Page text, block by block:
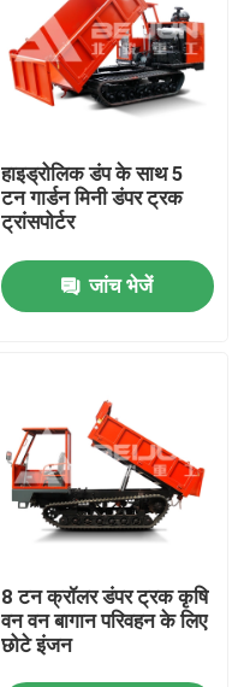
हाइड्रोलिक डंप के साथ 5
टन गार्डन मिनी डंपर ट्रक
ट्रांसपोर्टर
जांच भेजें
8 टन क्रॉलर डंपर ट्रक कृषि
वन वन बागान परिवहन के लिए
छोटे इंजन